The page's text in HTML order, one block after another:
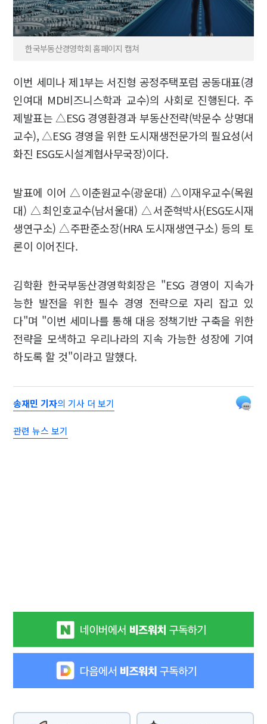
한국부동산경영학회 홈페이지 캡쳐
이번 세미나 제1부는 서진형 공정주택포럼 공동대표(경
인여대 MD비즈니스학과 교수)의 사회로 진행된다. 주
제발표는 △ESG 경영환경과 부동산전략(박문수 상명대
교수), △ESG 경영을 위한 도시재생전문가의 필요성(서
화진 ESG도시설계협사무국장)이다.
발표에 이어 △이춘원교수(광운대) △이재우교수(목원
대) △최인호교수(남서울대) △서준혁박사(ESG도시재
생연구소) △주판준소장(HRA 도시재생연구소) 등의 토
론이 이어진다.
김학환 한국부동산경영학회장은 "ESG 경영이 지속가
능한 발전을 위한 필수 경영 전략으로 자리 잡고 있
다"며 "이번 세미나를 통해 대응 정책기반 구축을 위한
전략을 모색하고 우리나라의 지속 가능한 성장에 기여
하도록 할 것"이라고 말했다.
송재민 기자의 기사 더 보기
관련 뉴스 보기